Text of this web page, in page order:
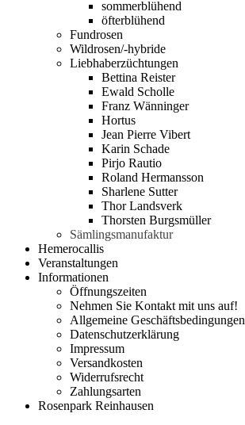
sommerblühend
öfterblühend
Fundrosen
Wildrosen/-hybride
Liebhaberzüchtungen
Bettina Reister
Ewald Scholle
Franz Wänninger
Hortus
Jean Pierre Vibert
Karin Schade
Pirjo Rautio
Roland Hermansson
Sharlene Sutter
Thor Landsverk
Thorsten Burgsmüller
Sämlingsmanufaktur
Hemerocallis
Veranstaltungen
Informationen
Öffnungszeiten
Nehmen Sie Kontakt mit uns auf!
Allgemeine Geschäftsbedingungen
Datenschutzerklärung
Impressum
Versandkosten
Widerrufsrecht
Zahlungsarten
Rosenpark Reinhausen